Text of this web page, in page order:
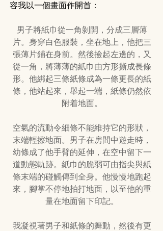
容我以一個畫面作開首：
男子將紙巾從一角剝開，分成三層薄
片。身穿白色服裝，坐在地上，他把三
張薄片鋪在身前。然後撿起左邊的，又
從一角，將薄薄的紙巾由方形撕成長條
形。他綁起三條紙條成為一條更長的紙
條，他站起來，舉起一端，紙條仍然依
附着地面。
空氣的流動令細條不能維持它的形狀，
末端輕擦地面。男子在房間中遊走時，
幼條成了他手臂的延伸，在空中留下一
道動態軌跡。紙巾的脆弱可由指尖與紙
條末端的碰觸傳到全身。他慢慢地跑起
來，腳掌不停地拍打地面，以至他的重
量在地面留下印記。
我凝視著男子和紙條的舞動，然後有更